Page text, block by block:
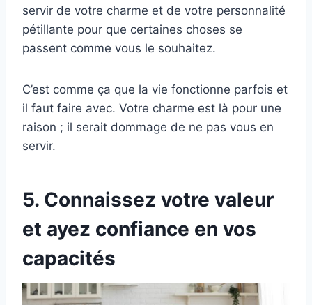
servir de votre charme et de votre personnalité
pétillante pour que certaines choses se
passent comme vous le souhaitez.
C’est comme ça que la vie fonctionne parfois et
il faut faire avec. Votre charme est là pour une
raison ; il serait dommage de ne pas vous en
servir.
5. Connaissez votre valeur
et ayez confiance en vos
capacités